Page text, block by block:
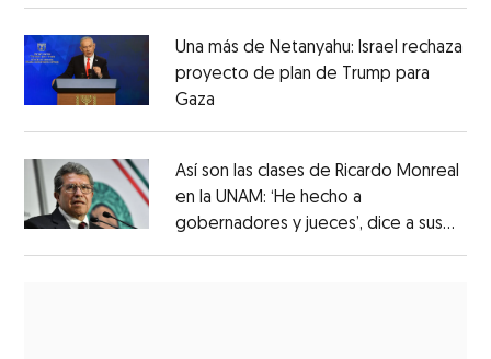
los mexicanos
Una más de Netanyahu: Israel rechaza
proyecto de plan de Trump para
Gaza
Así son las clases de Ricardo Monreal
en la UNAM: ‘He hecho a
gobernadores y jueces’, dice a sus
alumnos